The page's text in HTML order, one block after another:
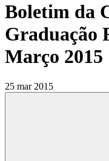
Boletim da
Graduação
Março 2015
25 mar 2015